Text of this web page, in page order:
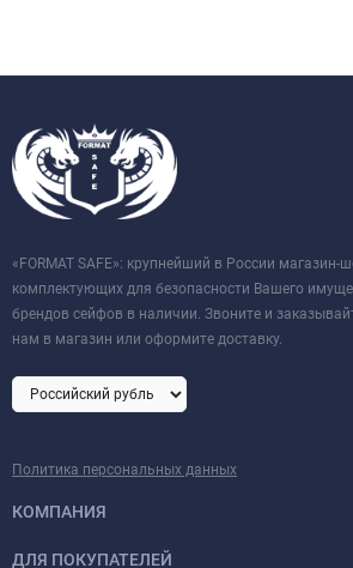
«FORMAT SAFE»: крупнейший в России магазин-
комплектующих для безопасности Вашего
брендов сейфов в наличии. Звоните и
нам в магазин или оформите доставку.
Политика персональных данных
КОМПАНИЯ
ДЛЯ ПОКУПАТЕЛЕЙ